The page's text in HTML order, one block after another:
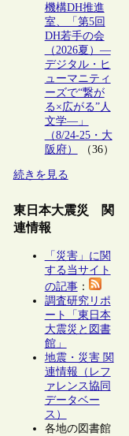
機構DH推進
室、「第5回
DH若手の会
（2026夏）―
デジタル・ヒ
ューマニティ
ーズで“繋が
る×広がる”人
文学―」
（8/24-25・大
阪府）
（36）
続きを見る
東日本大震災 関
連情報
「災害」に関
する当サイト
の記事：
調査研究リポ
ート「東日本
大震災と図書
館」
地震・災害 関
連情報（レフ
ァレンス協同
データベー
ス）
各地の図書館